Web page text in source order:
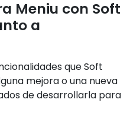
Meniu con Soft
a
que Soft
mejora o una nueva
de desarrollarla para